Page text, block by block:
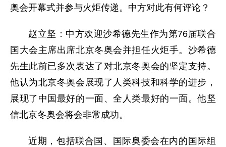
奥会开幕式并参与火炬传递。中方对此有何评论？
赵立坚：中方欢迎沙希德先生作为第76届联合
国大会主席出席北京冬奥会并担任火炬手。沙希德
先生此前已多次表达了对北京冬奥会的坚定支持。
他认为北京冬奥会展现了人类科技和科学的进步，
展现了中国最好的一面、全人类最好的一面。他坚
信北京冬奥会将会非常成功。
近期，包括联合国、国际奥委会在内的国际组